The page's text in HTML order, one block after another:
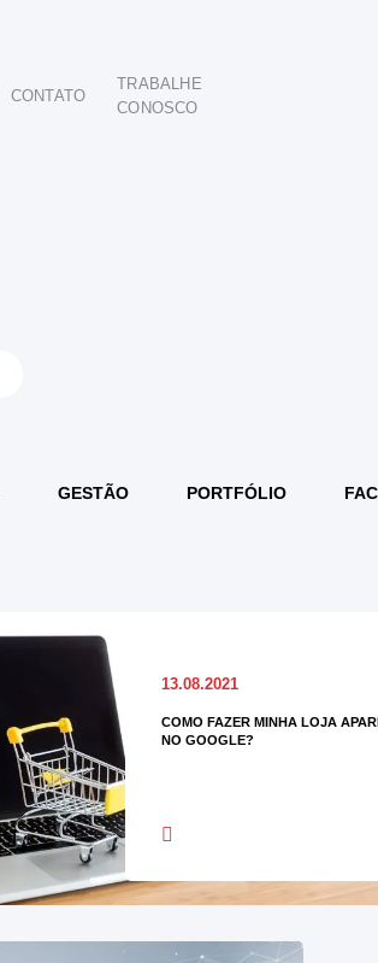
CONTATO
TRABALHE
CONOSCO
GESTÃO PORTFÓLIO
13.08.2021
COMO FAZER MINHA LOJA
NO GOOGLE?